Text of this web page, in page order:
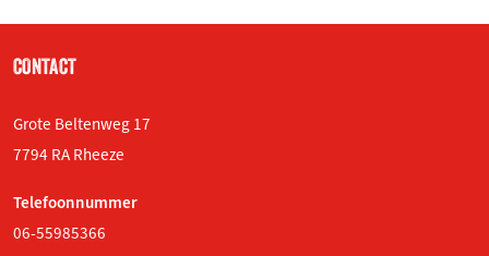
CONTACT
Grote Beltenweg 17
7794 RA Rheeze
Telefoonnummer
06-55985366